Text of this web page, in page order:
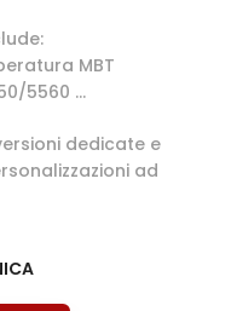
MBT
5560 …
dedicate e
ad